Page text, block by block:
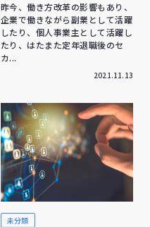
昨今、働き方改革の影響もあり、
企業で働きながら副業として活躍
したり、個人事業主として活躍し
たり、はたまた定年退職後のセ
カ...
2021.11.13
未分類